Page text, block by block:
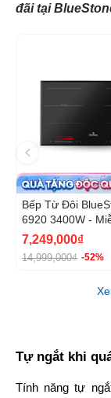
đãi tại
Bếp Từ Đôi
6920 3400W -
đặt, cắt đá
7,249,000₫
14,999,000₫ -52%
Tự ngắt khi
Tính năng tự